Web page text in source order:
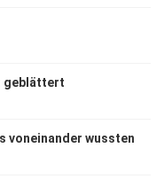
geblättert
voneinander wussten